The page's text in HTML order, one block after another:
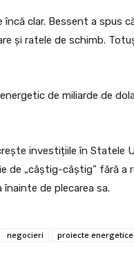
clar. Bessent a spus
și ratele de schimb.
de miliarde de
investițiile în Statele
de „câștig-câștig” fără a
de plecarea sa.
negocieri proiecte energetice